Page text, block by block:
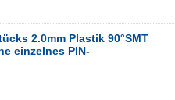
2.0mm Plastik 90°SMT
einzelnes PIN-